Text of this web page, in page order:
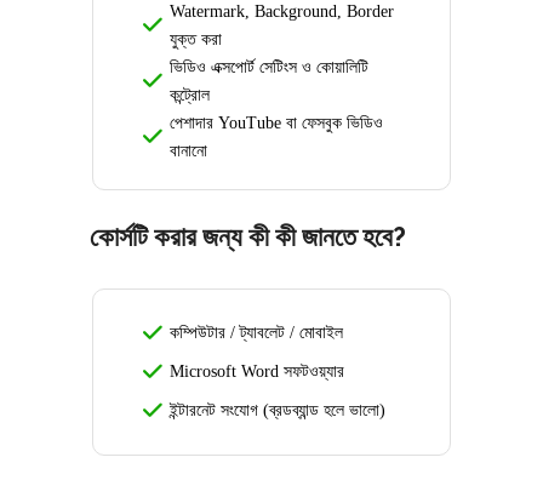
Watermark, Background, Border
যুক্ত করা
ভিডিও এক্সপোর্ট সেটিংস ও কোয়ালিটি
কন্ট্রোল
পেশাদার YouTube বা ফেসবুক ভিডিও
বানানো
কোর্সটি করার জন্য কী কী জানতে হবে?
কম্পিউটার / ট্যাবলেট / মোবাইল
Microsoft Word সফটওয়্যার
ইন্টারনেট সংযোগ (ব্রডব্যান্ড হলে ভালো)